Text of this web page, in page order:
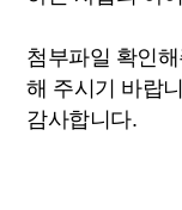
첨부파일 확인
해 주시기 바랍
감사합니다.